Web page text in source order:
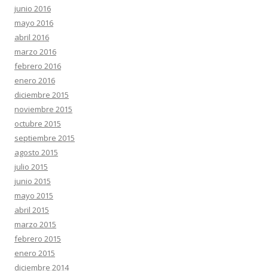
junio 2016
mayo 2016
abril 2016
marzo 2016
febrero 2016
enero 2016
diciembre 2015
noviembre 2015
octubre 2015
septiembre 2015
agosto 2015
julio 2015
junio 2015
mayo 2015
abril 2015
marzo 2015
febrero 2015
enero 2015
diciembre 2014